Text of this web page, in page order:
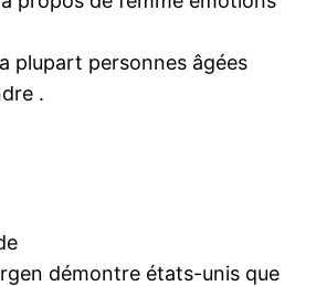
plupart personnes âgées
.
démontre états-unis que